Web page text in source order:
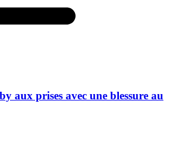
aux prises avec une blessure au